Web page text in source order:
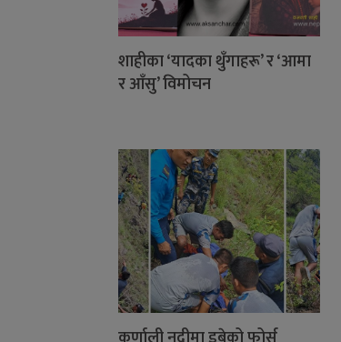
शाहीका ‘यादका थुँगाहरू’ र ‘आमा
र आँसु’ विमोचन